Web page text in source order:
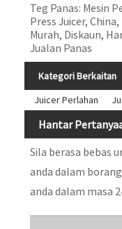
Teg Panas: Mesin
Press Juicer,
Murah, Diskaun,
Jualan Panas
Kategori Berkaitan
Juicer Perlahan
Hantar
Sila berasa bebas
anda dalam
anda dalam masa